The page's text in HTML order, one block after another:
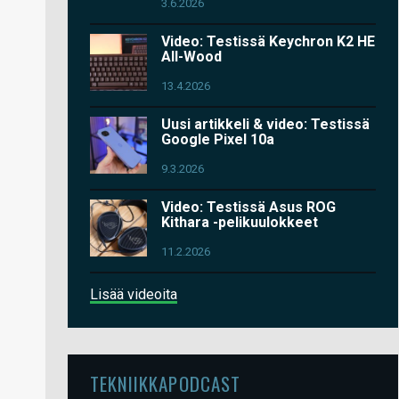
3.6.2026
Video: Testissä Keychron K2 HE
All-Wood
13.4.2026
Uusi artikkeli & video: Testissä
Google Pixel 10a
9.3.2026
Video: Testissä Asus ROG
Kithara -pelikuulokkeet
11.2.2026
Lisää videoita
TEKNIIKKAPODCAST